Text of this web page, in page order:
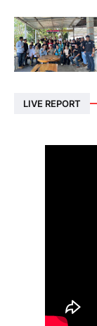
LIVE REPORT